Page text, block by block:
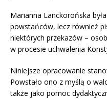
Marianna Lanckorońska
powstańców, lecz również
niektórych przekazów –
w procesie uchwalenia
Niniejsze opracowanie
Powstało ono z myślą o
także jako pomoc